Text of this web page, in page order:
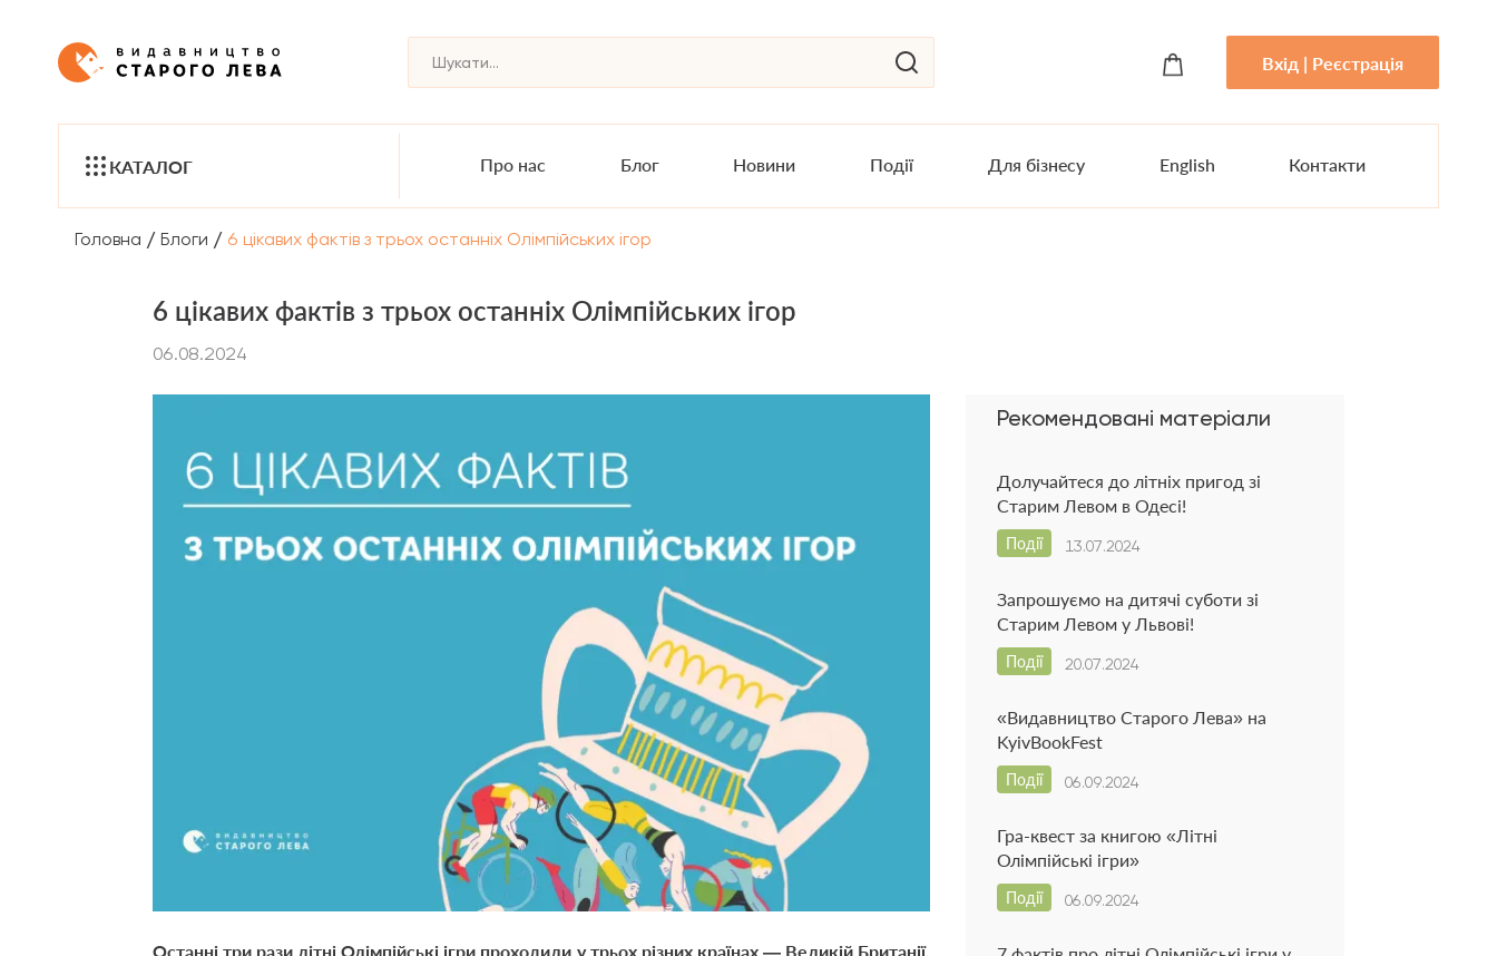
Вхід | Реєстрація
КАТАЛОГ Про нас Блог Новини Події Для бізнесу English Контакти
Головна / Блоги / 6 цікавих фактів з трьох останніх Олімпійських ігор
6 цікавих фактів з трьох останніх Олімпійських ігор
06.08.2024
Останні три рази літні Олімпійські ігри проходили у трьох різних країнах — Великій Британії,
Рекомендовані матеріали
Долучайтеся до літніх пригод зі
Старим Левом в Одесі!
13.07.2024
Події
Запрошуємо на дитячі суботи зі
Старим Левом у Львові!
20.07.2024
Події
«Видавництво Старого Лева» на
KyivBookFest
06.09.2024
Події
Гра-квест за книгою «Літні
Олімпійські ігри»
06.09.2024
Події